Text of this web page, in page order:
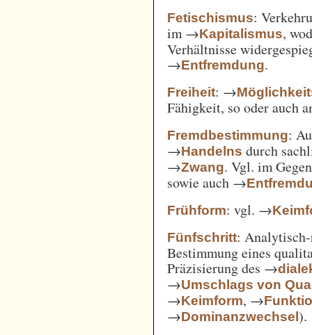
Fetischismus:
im →Kapitalismus,
Verhältnisse
→Entfremdung.
Freiheit: →
Fähigkeit, so oder auch
Fremdbestimmung:
→Handelns durch
→Zwang. Vgl. im
sowie auch →
Frühform: vgl. →
Fünfschritt:
Bestimmung eines
Präzisierung des →
→Umschlags von
→Keimform, →
→Dominanzwechsel).